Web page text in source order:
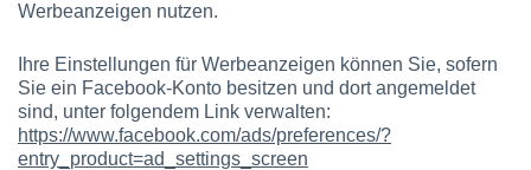
Werbeanzeigen nutzen.
Ihre Einstellungen für Werbeanzeigen können Sie, sofern
Sie ein Facebook-Konto besitzen und dort angemeldet
sind, unter folgendem Link verwalten:
https://www.facebook.com/ads/preferences/?
entry_product=ad_settings_screen